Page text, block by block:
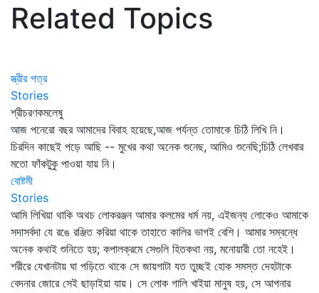
Related Topics
স্ত্রীর পত্র
Stories
শ্রীচরণকমলেষু
আজ পনেরো বছর আমাদের বিবাহ হয়েছে,আজ পর্যন্ত তোমাকে চিঠি লিখি নি।
চিরদিন কাছেই পড়ে আছি -- মুখের কথা অনেক শুনেছ, আমিও শুনেছি;চিঠি লেখবার
মতো ফাঁকটুকু পাওয়া যায় নি।
বোষ্টমী
Stories
আমি লিখিয়া থাকি অথচ লোকরঞ্জন আমার কলমের ধর্ম নয়, এইজন্য লোকেও আমাকে
সদাসর্বদা যে রঙে রঞ্জিত করিয়া থাকে তাহাতে কালির ভাগই বেশি। আমার সম্বন্ধে
অনেক কথাই শুনিতে হয়; কপালক্রমে সেগুলি হিতকথা নয়, মনোয়ারী তো নহেই।
শরীরে যেখানটায় ঘা পড়িতে থাকে সে জায়গাটা যত তুচ্ছই হোক সমস্ত দেহটাকে
বেদনার জোরে সেই ছাড়াইয়া যায়। সে লোক গালি খাইয়া মানুষ হয়, সে আপনার